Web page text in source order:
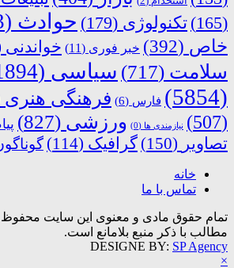
(165)
تکنولوژی (179) حوادث (2343)
خاص (392) خبر فوری (11) خواندنی
سلامت (717) سیاسی (1894)
(5854)
فارس (6) فرهنگی هنری
(507)
نیازمندی ها (0) ورزشی (827)
تصاویر (150) گرافیک (114)
خانه
تماس با ما
تمام حقوق مادی و معنوی این سایت محفوظ
مطالب با ذکر منبع بلامانع است.
DESIGNE BY: SP Agency
×